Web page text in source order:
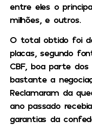
entre eles o
milhões, e outros.
O total obtido foi
placas, segundo
CBF, boa parte
bastante a
Reclamaram da
ano passado
garantias da